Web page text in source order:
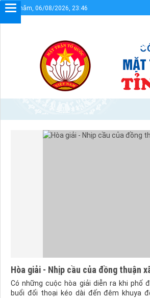
Thứ năm, 06/08/2026, 23:46
Cổng thông tin điện tử UBMTTQVN tỉnh
Hòa giải - Nhịp cầu của đồng thuận
Có những cuộc hòa giải diễn ra khi phố
buổi đối thoại kéo dài đến đêm khuya